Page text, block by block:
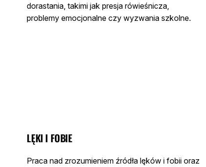
dorastania, takimi jak presja rówieśnicza,
problemy emocjonalne czy wyzwania szkolne.
LĘKI I FOBIE
Praca nad zrozumieniem źródła lęków i fobii oraz